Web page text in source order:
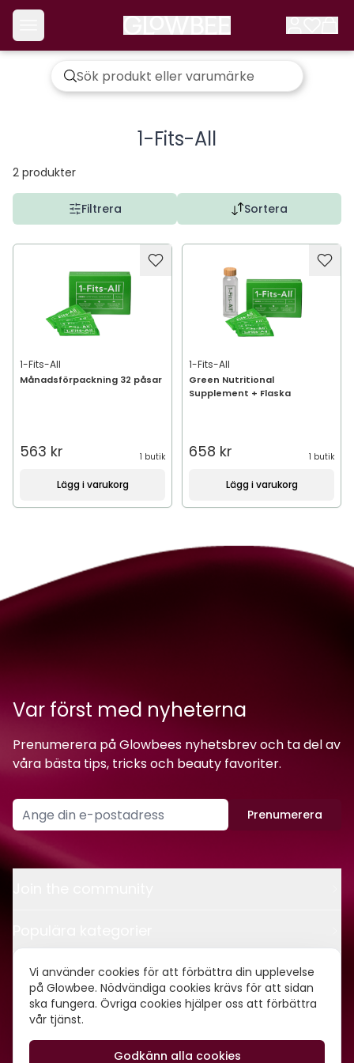
Vi använder cookies för att förbättra din upplevelse
på Glowbee. Nödvändiga cookies krävs för att sidan
ska fungera. Övriga cookies hjälper oss att förbättra
vår tjänst.
Godkänn alla cookies
1-Fits-All
2 produkter
Filtrera Sortera
1-Fits-All
Månadsförpackning 32 påsar
563 kr 1 butik
Lägg i varukorg
1-Fits-All
Green Nutritional
Supplement + Flaska
658 kr 1 butik
Lägg i varukorg
Var först med nyheterna
Prenumerera på Glowbees nyhetsbrev och ta del av
våra bästa tips, tricks och beauty favoriter.
Prenumerera
Kontakt
Om oss